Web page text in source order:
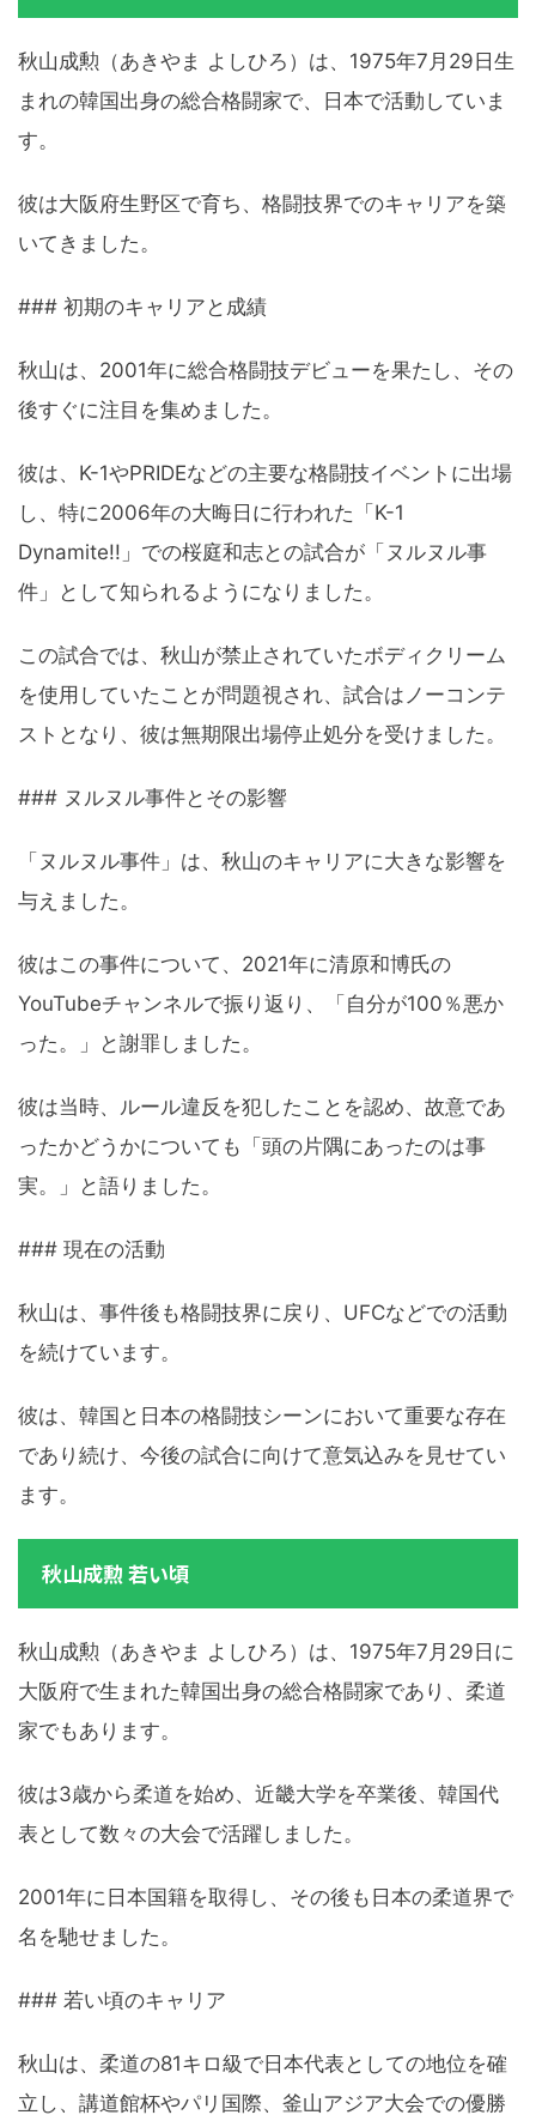
秋山成勲（あきやま よしひろ）は、1975年7月29日生
まれの韓国出身の総合格闘家で、日本で活動していま
す。
彼は大阪府生野区で育ち、格闘技界でのキャリアを築
いてきました。
### 初期のキャリアと成績
秋山は、2001年に総合格闘技デビューを果たし、その
後すぐに注目を集めました。
彼は、K-1やPRIDEなどの主要な格闘技イベントに出場
し、特に2006年の大晦日に行われた「K-1
Dynamite!!」での桜庭和志との試合が「ヌルヌル事
件」として知られるようになりました。
この試合では、秋山が禁止されていたボディクリーム
を使用していたことが問題視され、試合はノーコンテ
ストとなり、彼は無期限出場停止処分を受けました。
### ヌルヌル事件とその影響
「ヌルヌル事件」は、秋山のキャリアに大きな影響を
与えました。
彼はこの事件について、2021年に清原和博氏の
YouTubeチャンネルで振り返り、「自分が100％悪か
った。」と謝罪しました。
彼は当時、ルール違反を犯したことを認め、故意であ
ったかどうかについても「頭の片隅にあったのは事
実。」と語りました。
### 現在の活動
秋山は、事件後も格闘技界に戻り、UFCなどでの活動
を続けています。
彼は、韓国と日本の格闘技シーンにおいて重要な存在
であり続け、今後の試合に向けて意気込みを見せてい
ます。
秋山成勲 若い頃
秋山成勲（あきやま よしひろ）は、1975年7月29日に
大阪府で生まれた韓国出身の総合格闘家であり、柔道
家でもあります。
彼は3歳から柔道を始め、近畿大学を卒業後、韓国代
表として数々の大会で活躍しました。
2001年に日本国籍を取得し、その後も日本の柔道界で
名を馳せました。
### 若い頃のキャリア
秋山は、柔道の81キロ級で日本代表としての地位を確
立し、講道館杯やパリ国際、釜山アジア大会での優勝